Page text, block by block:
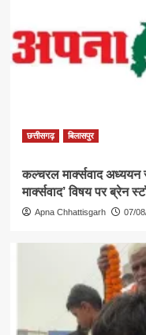
छत्तीसगढ़ बिलासपुर
कल्चरल मार्क्सवाद अध्ययन
मार्क्सवाद’ विषय पर ब्रेन
Apna Chhattisgarh 07/